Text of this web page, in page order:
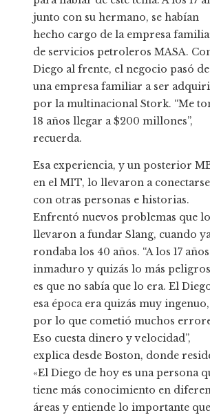
junto con su hermano, se habían
hecho cargo de la empresa
de servicios petroleros MASA.
Diego al frente, el negocio pasó
una empresa familiar a ser
por la multinacional Stork. “Me
18 años llegar a $200 millones”,
recuerda.
Esa experiencia, y un posterior
en el MIT, lo llevaron a conectarse
con otras personas e historias.
Enfrentó nuevos problemas que lo
llevaron a fundar Slang, cuando
rondaba los 40 años. “A los 17
inmaduro y quizás lo más
es que no sabía que lo era. El
esa época era quizás muy ingenuo,
por lo que cometió muchos
Eso cuesta dinero y velocidad”,
explica desde Boston, donde
«El Diego de hoy es una persona
tiene más conocimiento en
áreas y entiende lo importante